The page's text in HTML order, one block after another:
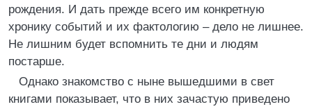
рождения. И дать прежде всего им конкретную
хронику событий и их фактологию – дело не лишнее.
Не лишним будет вспомнить те дни и людям
постарше.
Однако знакомство с ныне вышедшими в свет
книгами показывает, что в них зачастую приведено